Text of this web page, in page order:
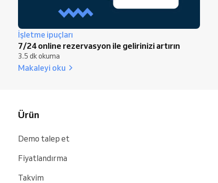
İşletme ipuçları
7/24 online rezervasyon ile gelirinizi artırın
3.5 dk okuma
Makaleyi oku
Ürün
Demo talep et
Fiyatlandırma
Takvim